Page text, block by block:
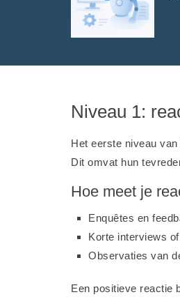
Niveau 1:
Het eerste niveau van
Dit omvat hun
Hoe meet je
Enquêtes en
Korte interviews
Observaties van
Een positieve reactie